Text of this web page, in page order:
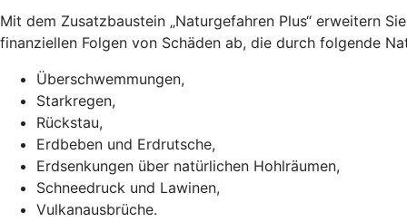
Mit dem Zusatzbaustein „Naturgefahren Plus“ erweitern
finanziellen Folgen von Schäden ab, die durch folgende
Überschwemmungen,
Starkregen,
Rückstau,
Erdbeben und Erdrutsche,
Erdsenkungen über natürlichen Hohlräumen,
Schneedruck und Lawinen,
Vulkanausbrüche.